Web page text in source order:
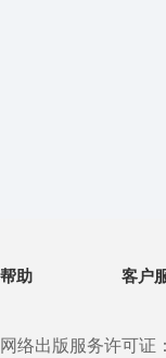
帮助 客户
网络出版服务许可证